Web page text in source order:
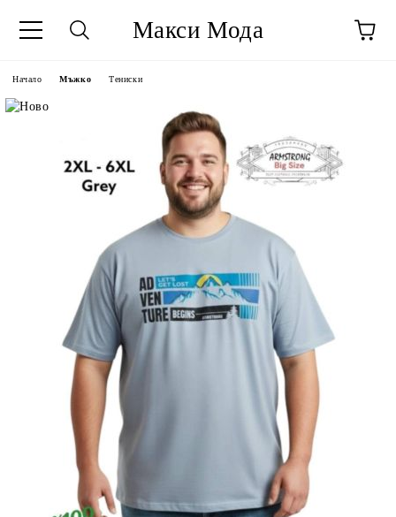
Макси Мода
Начало Мъжко Тениски